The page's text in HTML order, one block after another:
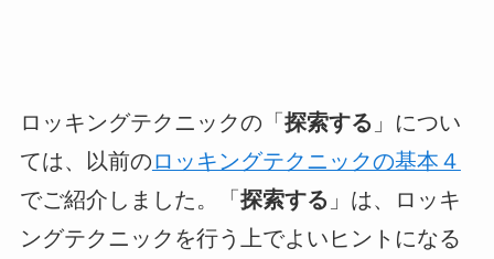
ロッキングテクニックの「 探索する 」につい
ては、以前のロッキングテクニックの基本４
でご紹介しました。「 探索する 」は、ロッキ
ングテクニックを行う上でよいヒントになる